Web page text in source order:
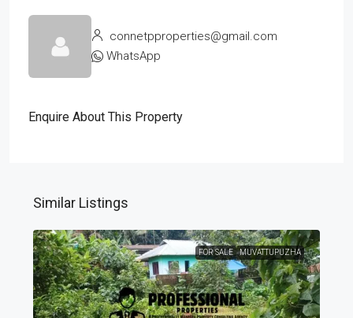
connetpproperties@gmail.com
WhatsApp
Enquire About This Property
Similar Listings
FOR SALE MUVATTUPUZHA